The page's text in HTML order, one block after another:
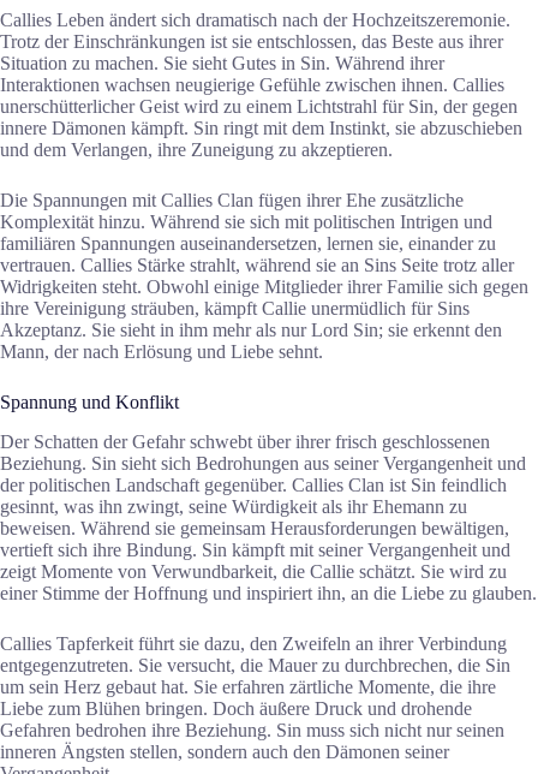
Callies Leben ändert sich dramatisch nach der Hochzeitszeremonie.
Trotz der Einschränkungen ist sie entschlossen, das Beste aus ihrer
Situation zu machen. Sie sieht Gutes in Sin. Während ihrer
Interaktionen wachsen neugierige Gefühle zwischen ihnen. Callies
unerschütterlicher Geist wird zu einem Lichtstrahl für Sin, der gegen
innere Dämonen kämpft. Sin ringt mit dem Instinkt, sie abzuschieben
und dem Verlangen, ihre Zuneigung zu akzeptieren.
Die Spannungen mit Callies Clan fügen ihrer Ehe zusätzliche
Komplexität hinzu. Während sie sich mit politischen Intrigen und
familiären Spannungen auseinandersetzen, lernen sie, einander zu
vertrauen. Callies Stärke strahlt, während sie an Sins Seite trotz aller
Widrigkeiten steht. Obwohl einige Mitglieder ihrer Familie sich gegen
ihre Vereinigung sträuben, kämpft Callie unermüdlich für Sins
Akzeptanz. Sie sieht in ihm mehr als nur Lord Sin; sie erkennt den
Mann, der nach Erlösung und Liebe sehnt.
Spannung und Konflikt
Der Schatten der Gefahr schwebt über ihrer frisch geschlossenen
Beziehung. Sin sieht sich Bedrohungen aus seiner Vergangenheit und
der politischen Landschaft gegenüber. Callies Clan ist Sin feindlich
gesinnt, was ihn zwingt, seine Würdigkeit als ihr Ehemann zu
beweisen. Während sie gemeinsam Herausforderungen bewältigen,
vertieft sich ihre Bindung. Sin kämpft mit seiner Vergangenheit und
zeigt Momente von Verwundbarkeit, die Callie schätzt. Sie wird zu
einer Stimme der Hoffnung und inspiriert ihn, an die Liebe zu glauben.
Callies Tapferkeit führt sie dazu, den Zweifeln an ihrer Verbindung
entgegenzutreten. Sie versucht, die Mauer zu durchbrechen, die Sin
um sein Herz gebaut hat. Sie erfahren zärtliche Momente, die ihre
Liebe zum Blühen bringen. Doch äußere Druck und drohende
Gefahren bedrohen ihre Beziehung. Sin muss sich nicht nur seinen
inneren Ängsten stellen, sondern auch den Dämonen seiner